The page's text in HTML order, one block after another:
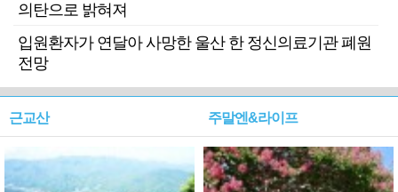
의탄으로 밝혀져
입원환자가 연달아 사망한 울산 한 정신의료기관 폐원
전망
근교산 주말엔&라이프